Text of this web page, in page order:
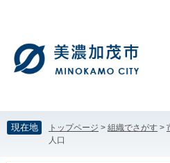
す。
し
て
本
現在地 トップページ > 組織でさがす >
人口